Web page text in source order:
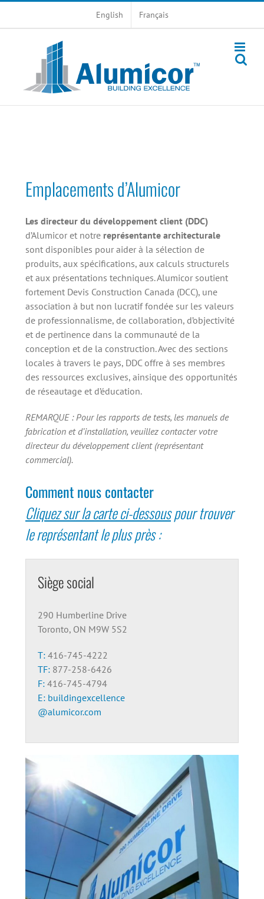
English Français
Emplacements d’Alumicor
Les directeur du développement client (DDC)
d’Alumicor et notre représentante architecturale
sont disponibles pour aider à la sélection de
produits, aux spécifications, aux calculs structurels
et aux présentations techniques. Alumicor soutient
fortement Devis Construction Canada (DCC), une
association à but non lucratif fondée sur les valeurs
de professionnalisme, de collaboration, d’objectivité
et de pertinence dans la communauté de la
conception et de la construction. Avec des sections
locales à travers le pays, DDC offre à ses membres
des ressources exclusives, ainsique des opportunités
de réseautage et d’éducation.
REMARQUE : Pour les rapports de tests, les manuels de
fabrication et d’installation, veuillez contacter votre
directeur du développement client (représentant
commercial).
Comment nous contacter
Cliquez sur la carte ci-dessouspour trouver
le représentant le plus près :
Siège social
290 Humberline Drive
Toronto, ON M9W 5S2
T: 416-745-4222
TF: 877-258-6426
F: 416-745-4794
E: buildingexcellence
@alumicor.com